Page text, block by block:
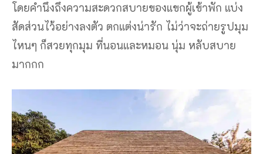
โดยคำนึงถึงความสะดวกสบายของแขกผู้เข้าพัก แบ่ง
สัดส่วนไว้อย่างลงตัว ตกแต่งน่ารัก ไม่ว่าจะถ่ายรูปมุม
ไหนๆ ก็สวยทุกมุม ที่นอนและหมอน นุ่ม หลับสบาย
มากกก